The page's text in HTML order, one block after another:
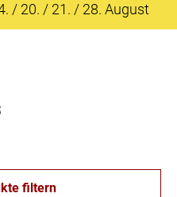
/ 20. / 21. / 28. August
filtern